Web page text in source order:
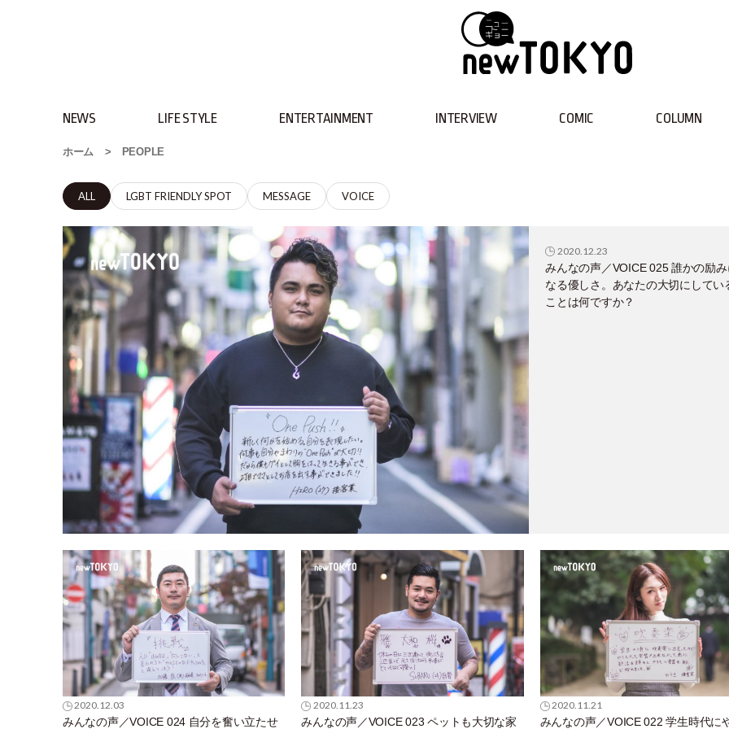
NEWS LIFE STYLE ENTERTAINMENT INTERVIEW COMIC COLUMN
ホーム > PEOPLE
ALL LGBT FRIENDLY SPOT MESSAGE VOICE
2020.12.23
みんなの声／VOICE 025 誰かの励
なる優しさ。あなたの大切にしてい
ことは何ですか？
2020.12.03
みんなの声／VOICE 024 自分を奮い立たせ
2020.11.23
みんなの声／VOICE 023 ペットも大切な家
2020.11.21
みんなの声／VOICE 022 学生時代に